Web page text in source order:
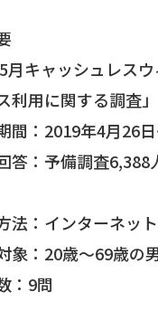
5月キャッシュレス
利用に関する調査」
間：2019年4月26
答：予備調査6,388
法：インターネッ
象：20歳～69歳の
：9問